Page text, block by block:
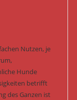
Nutzen, je
Hunde
betrifft
des Ganzen ist